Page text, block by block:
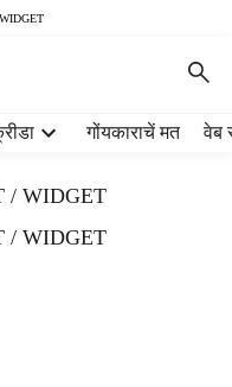
गोंयकाराचें मत वेब
/ WIDGET
/ WIDGET